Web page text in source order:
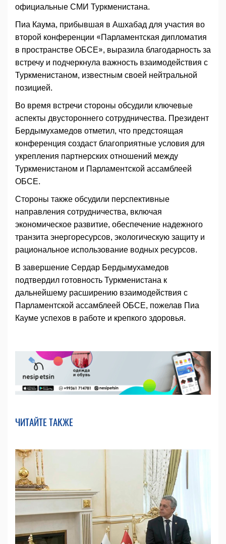
официальные СМИ Туркменистана.
Пиа Каума, прибывшая в Ашхабад для участия во
второй конференции «Парламентская дипломатия
в пространстве ОБСЕ», выразила благодарность за
встречу и подчеркнула важность взаимодействия с
Туркменистаном, известным своей нейтральной
позицией.
Во время встречи стороны обсудили ключевые
аспекты двустороннего сотрудничества. Президент
Бердымухамедов отметил, что предстоящая
конференция создаст благоприятные условия для
укрепления партнерских отношений между
Туркменистаном и Парламентской ассамблеей
ОБСЕ.
Стороны также обсудили перспективные
направления сотрудничества, включая
экономическое развитие, обеспечение надежного
транзита энергоресурсов, экологическую защиту и
рациональное использование водных ресурсов.
В завершение Сердар Бердымухамедов
подтвердил готовность Туркменистана к
дальнейшему расширению взаимодействия с
Парламентской ассамблеей ОБСЕ, пожелав Пиа
Кауме успехов в работе и крепкого здоровья.
ЧИТАЙТЕ ТАКЖЕ